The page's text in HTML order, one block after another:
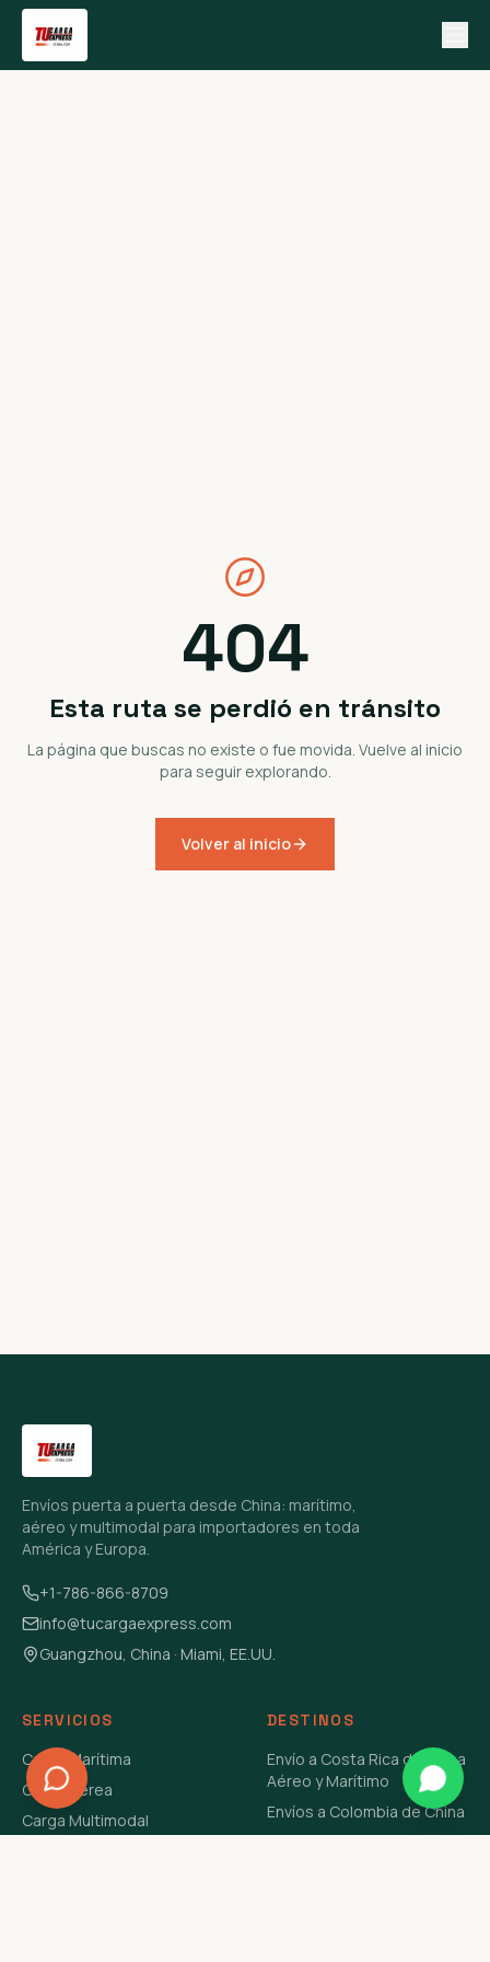
404
Esta ruta se perdió en tránsito
La página que buscas no existe o fue movida. Vuelve al inicio
para seguir explorando.
Volver al inicio
Envíos puerta a puerta desde China: marítimo,
aéreo y multimodal para importadores en toda
América y Europa.
+1-786-866-8709
info@tucargaexpress.com
Guangzhou, China · Miami, EE.UU.
SERVICIOS
Carga Marítima
Carga Aérea
Carga Multimodal
DESTINOS
Envío a Costa Rica de China
Aéreo y Marítimo
Envíos a Colombia de China